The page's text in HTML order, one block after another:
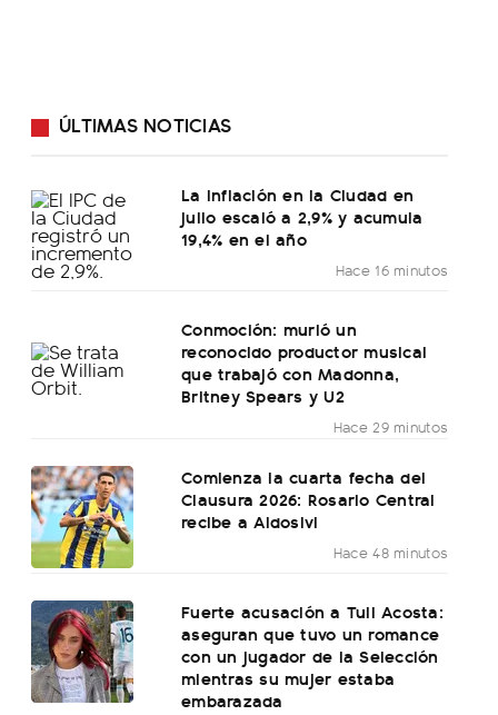
ÚLTIMAS NOTICIAS
La inflación en la Ciudad en
julio escaló a 2,9% y acumula
19,4% en el año
Hace 16 minutos
Conmoción: murió un
reconocido productor musical
que trabajó con Madonna,
Britney Spears y U2
Hace 29 minutos
Comienza la cuarta fecha del
Clausura 2026: Rosario Central
recibe a Aldosivi
Hace 48 minutos
Fuerte acusación a Tuli Acosta:
aseguran que tuvo un romance
con un jugador de la Selección
mientras su mujer estaba
embarazada